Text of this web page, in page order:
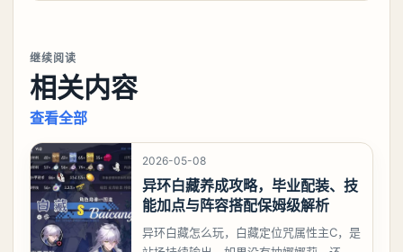
继续阅读
相关内容
查看全部
2026-05-08
异环白藏养成攻略，毕业配装、技
能加点与阵容搭配保姆级解析
异环白藏怎么玩，白藏定位咒属性主C，是